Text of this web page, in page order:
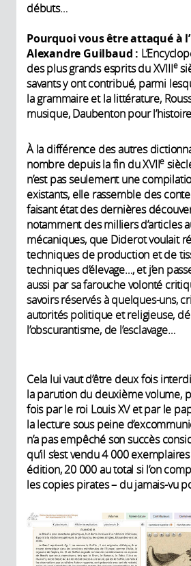
débuts…
Pourquoi vous être attaqué à
Alexandre Guilbaud :
des plus grands esprits du XVIIIe
savants y ont contribué, parmi
la grammaire et la littérature,
musique, Daubenton pour
À la différence des autres
nombre depuis la fin du XVIIe
n’est pas seulement une
existants, elle rassemble des
faisant état des dernières
notamment des milliers d’articles
mécaniques, que Diderot voulait
techniques de production et de
techniques d’élevage…, et j’en
aussi par sa farouche volonté
savoirs réservés à quelques-uns,
autorités politique et religieuse,
l’obscurantisme, de l’esclavage…
Cela lui vaut d’être deux fois
la parution du deuxième volume,
fois par le roi Louis XV et par le
la lecture sous peine
n’a pas empêché son succès
qu’il s’est vendu 4 000
édition, 20 000 au total si l’on
les copies pirates – du jamais-vu